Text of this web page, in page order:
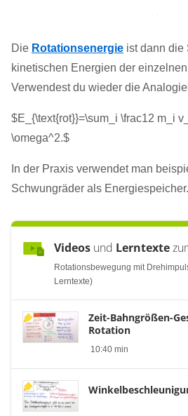
Die Rotationsenergie ist dann die
kinetischen Energien der
Verwendest du wieder die
$E_{\text{rot}}=\sum_i \frac12 m_i
\omega^2.$
In der Praxis verwendet man
Schwungräder als Energiespeicher.
Videos und Lerntexte
Rotationsbewegung mit
Lerntexte)
Zeit-Bahngrößen-
Rotation
10:40 min